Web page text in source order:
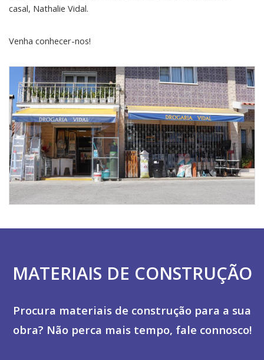
casal, Nathalie Vidal.
Venha conhecer-nos!
MATERIAIS DE CONSTRUÇÃO
Procura materiais de construção para a sua
obra? Não perca mais tempo, fale connosco!